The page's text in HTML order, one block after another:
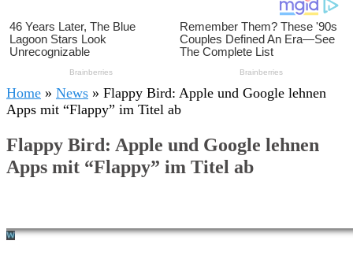
Home » News » Flappy Bird: Apple und Google lehnen
Apps mit “Flappy” im Titel ab
Flappy Bird: Apple und Google lehnen
Apps mit “Flappy” im Titel ab